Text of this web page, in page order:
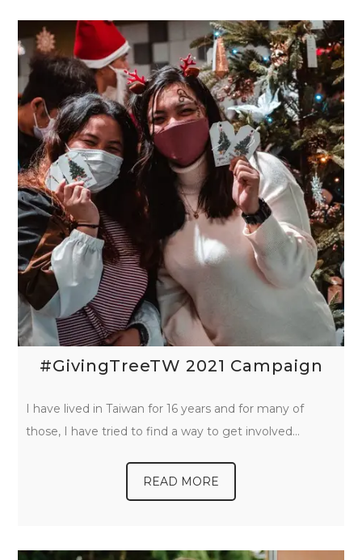
#GivingTreeTW 2021 Campaign
I have lived in Taiwan for 16 years and for many of
those, I have tried to find a way to get involved…
READ MORE